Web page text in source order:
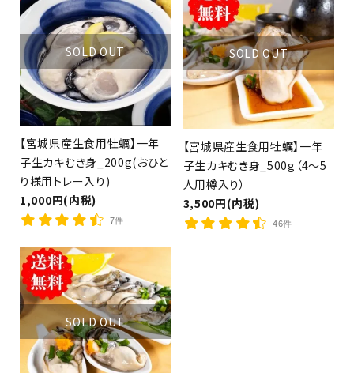
（茶漬け、釜めし、カレー）
SOLD OUT
【宮城県産生食用牡蠣】一年
子生カキむき身_200g(おひと
り様用トレー入り)
1,000円(内税)
7件
SOLD OUT
【宮城県産生食用牡蠣】一年
子生カキむき身_500g（4～5
人用樽入り）
3,500円(内税)
46件
SOLD OUT
キーワード